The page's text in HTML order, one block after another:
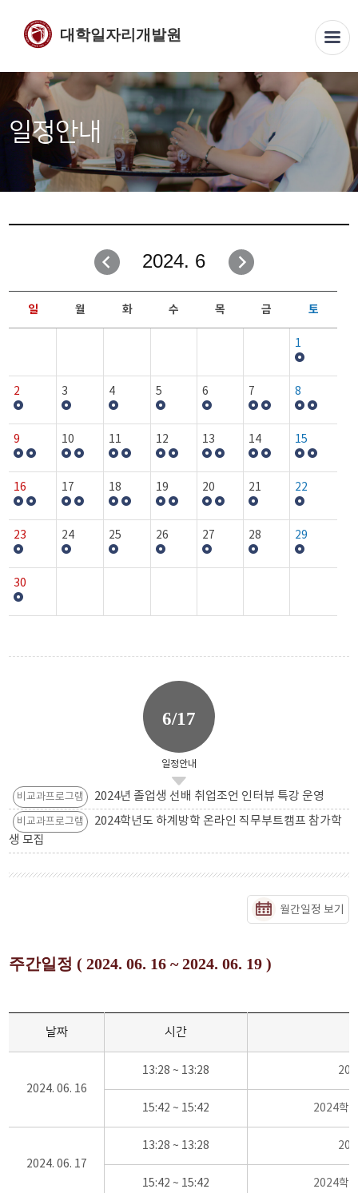
대학일자리개발원
일정안내
2024. 6
일 월 화 수 목 금 토
1
2 3 4 5 6 7 8
9 10 11 12 13 14 15
16 17 18 19 20 21 22
23 24 25 26 27 28 29
30
6/17
일정안내
비교과프로그램 2024년 졸업생 선배 취업조언 인터뷰 특강 운영
비교과프로그램
2024학년도 하계방학 온라인 직무부트캠프 참가학
생 모집
월간일정 보기
주간일정 ( 2024. 06. 16 ~ 2024. 06. 19 )
날짜 시간
2024. 06. 16
13:28 ~ 13:28
15:42 ~ 15:42 2024학
2024. 06. 17
13:28 ~ 13:28
15:42 ~ 15:42 2024학